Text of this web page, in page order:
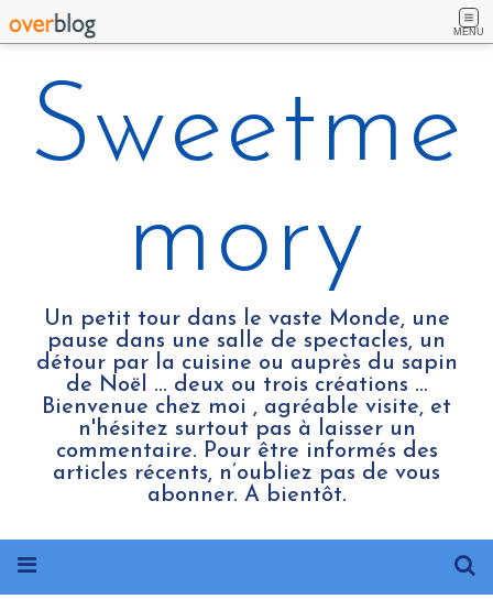
MENU
Sweetme
mory
Un petit tour dans le vaste Monde, une
pause dans une salle de spectacles, un
détour par la cuisine ou auprès du sapin
de Noël ... deux ou trois créations …
Bienvenue chez moi , agréable visite, et
n'hésitez surtout pas à laisser un
commentaire. Pour être informés des
articles récents, n’oubliez pas de vous
abonner. A bientôt.